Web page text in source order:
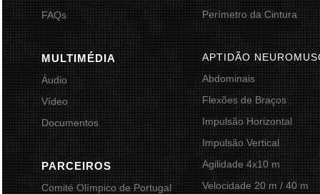
FAQs
MULTIMÉDIA
Áudio
Vídeo
Documentos
PARCEIROS
Comité Olímpico de Portugal
Perímetro da Cintura
APTIDÃO
Abdominais
Flexões de Braços
Impulsão Horizontal
Impulsão Vertical
Agilidade 4x10 m
Velocidade 20 m / 40 m